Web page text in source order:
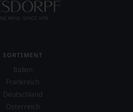
SORTIMENT
Italien
Frankreich
Deutschland
Österreich